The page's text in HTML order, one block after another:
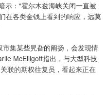
示：“霍尔木兹海峡关闭一直被
在各类金钱上看到的响应，远莫
集某些旯旮的阐扬，会发现情
McElligott指出，与大型科技
联的期权往复员，看起来正在